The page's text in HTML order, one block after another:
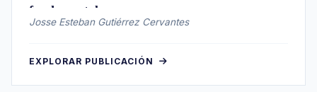
fundamentales
Josse Esteban Gutiérrez Cervantes
EXPLORAR PUBLICACIÓN